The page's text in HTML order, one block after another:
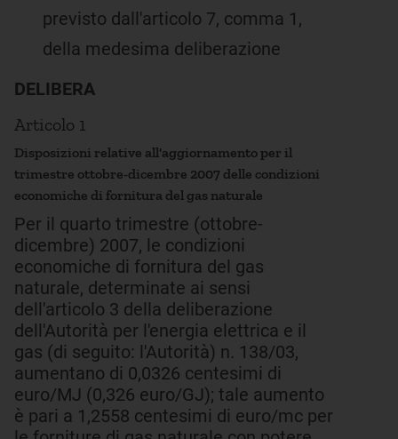
previsto dall'articolo 7, comma 1,
della medesima deliberazione
DELIBERA
Articolo 1
Disposizioni relative all'aggiornamento per il
trimestre ottobre-dicembre 2007 delle condizioni
economiche di fornitura del gas naturale
Per il quarto trimestre (ottobre-
dicembre) 2007, le condizioni
economiche di fornitura del gas
naturale, determinate ai sensi
dell'articolo 3 della deliberazione
dell'Autorità per l'energia elettrica e il
gas (di seguito: l'Autorità) n. 138/03,
aumentano di 0,0326 centesimi di
euro/MJ (0,326 euro/GJ); tale aumento
è pari a 1,2558 centesimi di euro/mc per